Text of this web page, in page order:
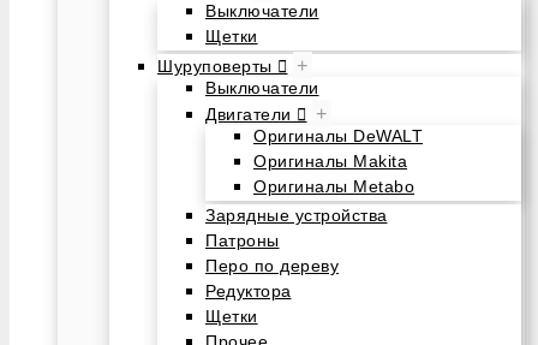
Выключатели
Щетки
Шуруповерты
+
Выключатели
Двигатели
+
Оригиналы DeWALT
Оригиналы Makita
Оригиналы Metabo
Зарядные устройства
Патроны
Перо по дереву
Редуктора
Щетки